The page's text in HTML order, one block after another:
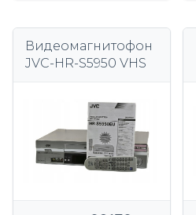
Видеомагнитофон
JVC-HR-S5950 VHS